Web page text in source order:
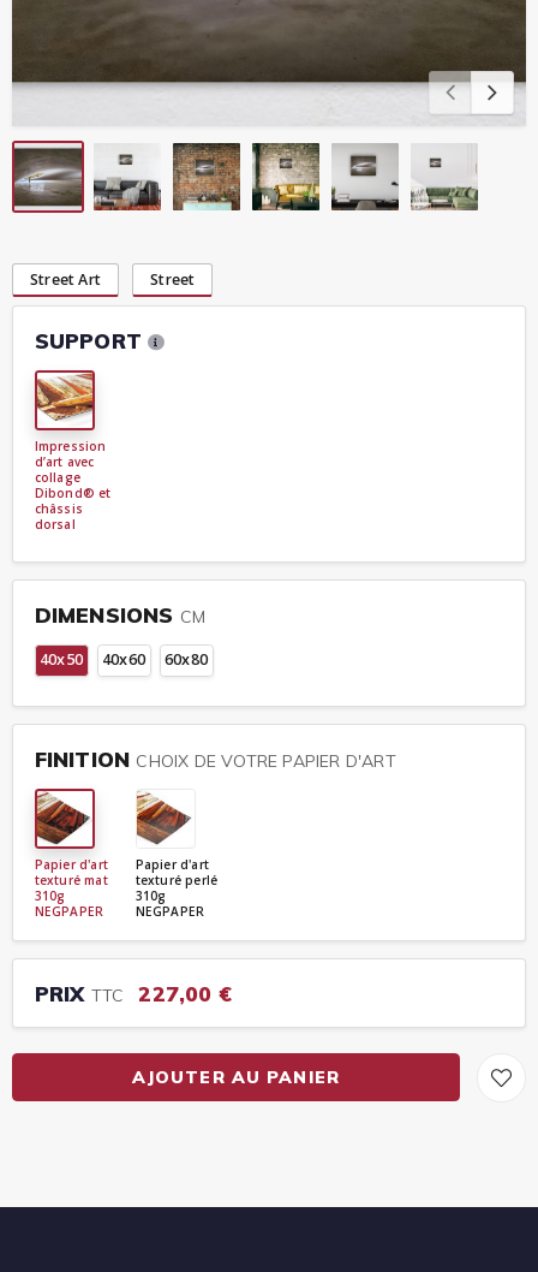
Street Art Street
SUPPORT
Impression
d’art avec
collage
Dibond® et
châssis
dorsal
DIMENSIONS CM
40x50 40x60 60x80
FINITION CHOIX DE VOTRE PAPIER D'ART
Papier d'art
texturé mat
310g
NEGPAPER
Papier d'art
texturé perlé
310g
NEGPAPER
PRIX TTC 227,00 €
AJOUTER AU PANIER